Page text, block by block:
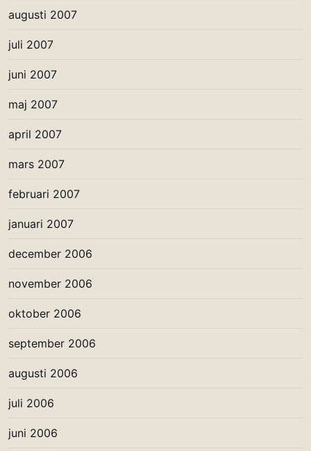
augusti 2007
juli 2007
juni 2007
maj 2007
april 2007
mars 2007
februari 2007
januari 2007
december 2006
november 2006
oktober 2006
september 2006
augusti 2006
juli 2006
juni 2006